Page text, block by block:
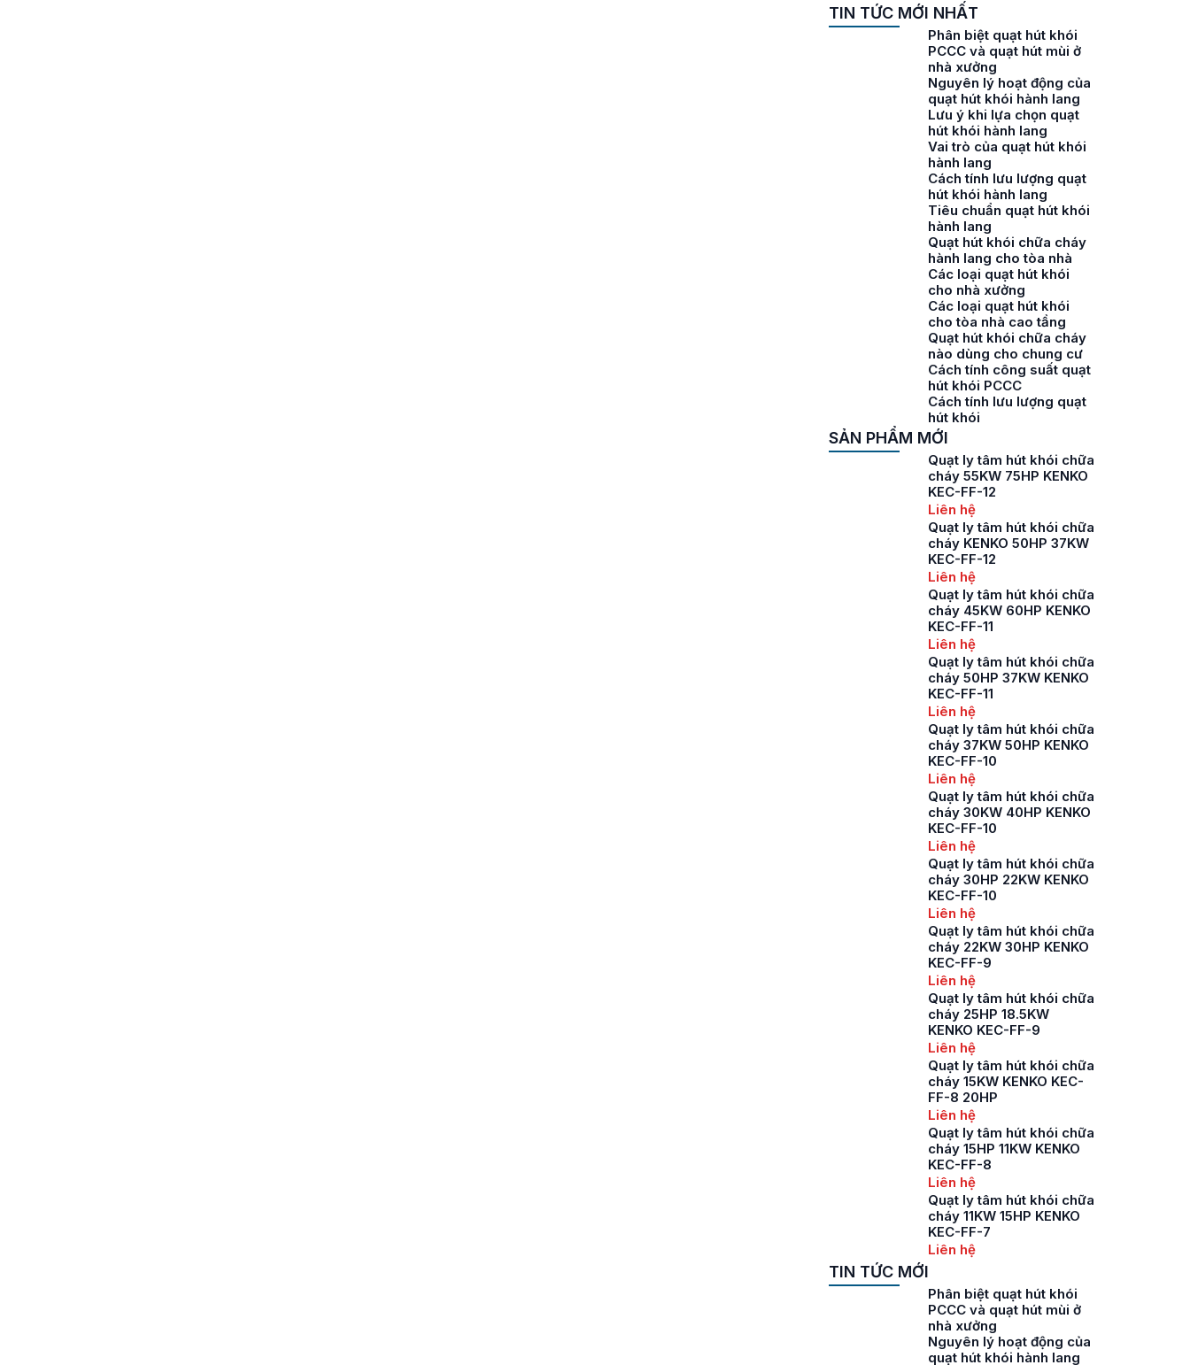
TIN TỨC MỚI NHẤT
Phân biệt quạt hút khói
PCCC và quạt hút mùi ở
nhà xưởng
Nguyên lý hoạt động của
quạt hút khói hành lang
Lưu ý khi lựa chọn quạt
hút khói hành lang
Vai trò của quạt hút khói
hành lang
Cách tính lưu lượng quạt
hút khói hành lang
Tiêu chuẩn quạt hút khói
hành lang
Quạt hút khói chữa cháy
hành lang cho tòa nhà
Các loại quạt hút khói
cho nhà xưởng
Các loại quạt hút khói
cho tòa nhà cao tầng
Quạt hút khói chữa cháy
nào dùng cho chung cư
Cách tính công suất quạt
hút khói PCCC
Cách tính lưu lượng quạt
hút khói
SẢN PHẨM MỚI
Quạt ly tâm hút khói chữa
cháy 55KW 75HP KENKO
KEC-FF-12
Liên hệ
Quạt ly tâm hút khói chữa
cháy KENKO 50HP 37KW
KEC-FF-12
Liên hệ
Quạt ly tâm hút khói chữa
cháy 45KW 60HP KENKO
KEC-FF-11
Liên hệ
Quạt ly tâm hút khói chữa
cháy 50HP 37KW KENKO
KEC-FF-11
Liên hệ
Quạt ly tâm hút khói chữa
cháy 37KW 50HP KENKO
KEC-FF-10
Liên hệ
Quạt ly tâm hút khói chữa
cháy 30KW 40HP KENKO
KEC-FF-10
Liên hệ
Quạt ly tâm hút khói chữa
cháy 30HP 22KW KENKO
KEC-FF-10
Liên hệ
Quạt ly tâm hút khói chữa
cháy 22KW 30HP KENKO
KEC-FF-9
Liên hệ
Quạt ly tâm hút khói chữa
cháy 25HP 18.5KW
KENKO KEC-FF-9
Liên hệ
Quạt ly tâm hút khói chữa
cháy 15KW KENKO KEC-
FF-8 20HP
Liên hệ
Quạt ly tâm hút khói chữa
cháy 15HP 11KW KENKO
KEC-FF-8
Liên hệ
Quạt ly tâm hút khói chữa
cháy 11KW 15HP KENKO
KEC-FF-7
Liên hệ
TIN TỨC MỚI
Phân biệt quạt hút khói
PCCC và quạt hút mùi ở
nhà xưởng
Nguyên lý hoạt động của
quạt hút khói hành lang